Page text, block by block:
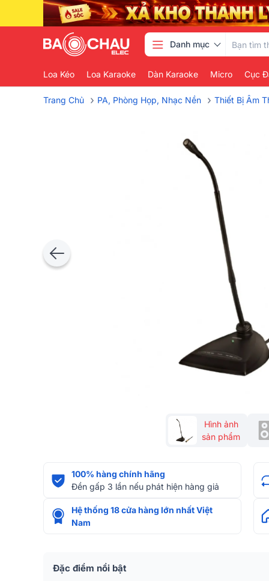
Danh mục
Loa Kéo Loa Karaoke Dàn Karaoke Micro Cục
Trang Chủ › PA, Phòng Họp, Nhạc Nền › Thiết Bị Âm
Hình ảnh
sản phẩm
100% hàng chính hãng
Đền gấp 3 lần nếu phát hiện hàng giả
Hệ thống 18 cửa hàng lớn nhất Việt
Nam
Đặc điểm nổi bật